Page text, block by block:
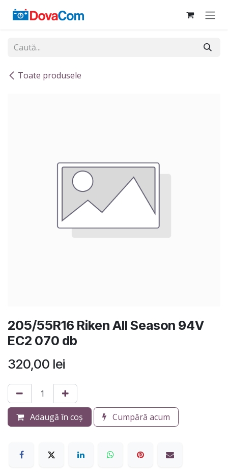
Toate produsele
205/55R16 Riken All Season 94V
EC2 070 db
320,00 lei
Adaugă în coș Cumpără acum